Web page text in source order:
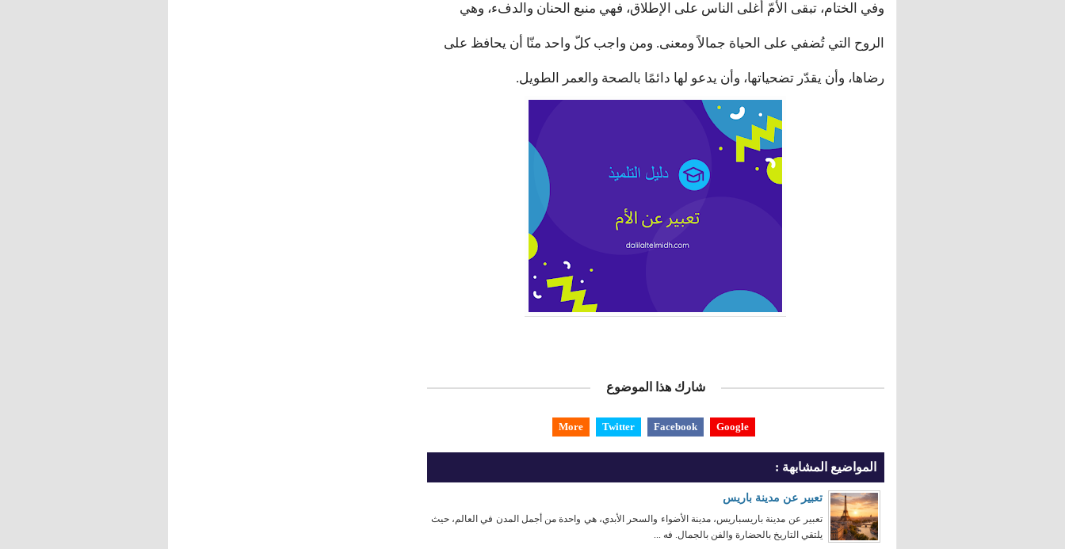
وفي الختام، تبقى الأمّ أغلى الناس على الإطلاق، فهي منبع الحنان والدفء، وهي
الروح التي تُضفي على الحياة جمالاً ومعنى. ومن واجب كلّ واحد منّا أن يحافظ على
رضاها، وأن يقدّر تضحياتها، وأن يدعو لها دائمًا بالصحة والعمر الطويل.
شارك هذا الموضوع
Google
Facebook
Twitter
More
المواضيع المشابهة :
تعبير عن مدينة باريس
تعبير عن مدينة باريسباريس، مدينة الأضواء والسحر الأبدي، هي واحدة من أجمل المدن في العالم، حيث
يلتقي التاريخ بالحضارة والفن بالجمال. فه ...